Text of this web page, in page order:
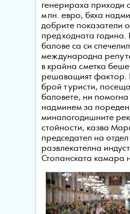
генерираха приходи
млн. евро, бяха
добрите показатели
предходната година.
балове са си
международна
в крайна сметка беше
решаващият фактор.
брой туристи,
баловете, ни помогна
надминем за пореден
миналогодишните
стойности, казва
председател на отдел
развлекателна
Стопанската камара